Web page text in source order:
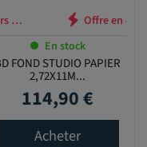
…
En stock
FOND STUDIO PAPIER
2,72X11M...
Prix
114,90 €
Acheter